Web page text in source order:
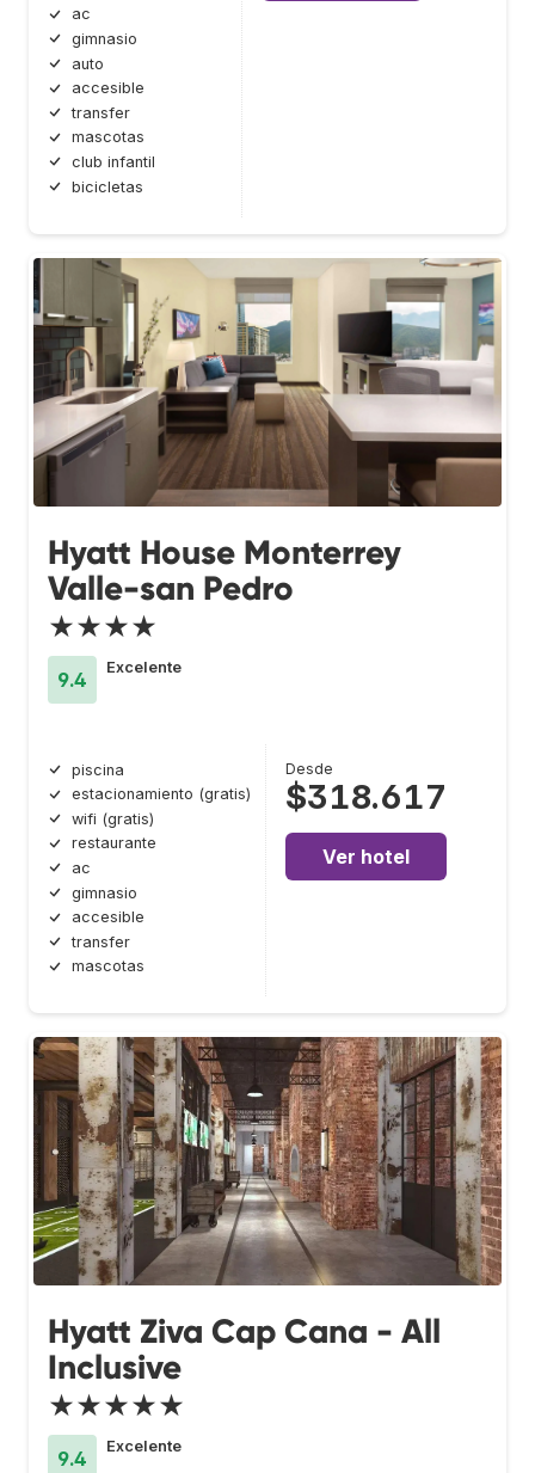
ac
gimnasio
auto
accesible
transfer
mascotas
club infantil
bicicletas
Hyatt House Monterrey
Valle-san Pedro
★★★★
9.4
Excelente
piscina
estacionamiento (gratis)
wifi (gratis)
restaurante
ac
gimnasio
accesible
transfer
mascotas
Desde
$318.617
Ver hotel
Hyatt Ziva Cap Cana - All
Inclusive
★★★★★
9.4
Excelente